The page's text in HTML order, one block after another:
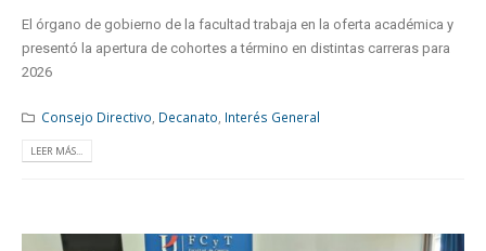
El órgano de gobierno de la facultad trabaja en la oferta académica y
presentó la apertura de cohortes a término en distintas carreras para
2026
Consejo Directivo Decanato Interés General
LEER MÁS...